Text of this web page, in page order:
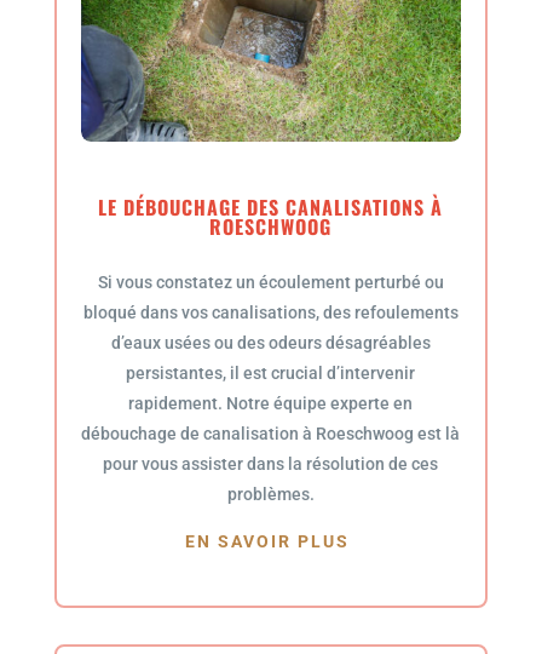
LE DÉBOUCHAGE DES CANALISATIONS À
ROESCHWOOG
Si vous constatez un écoulement perturbé ou
bloqué dans vos canalisations, des refoulements
d’eaux usées ou des odeurs désagréables
persistantes, il est crucial d’intervenir
rapidement. Notre équipe experte en
débouchage de canalisation à Roeschwoog est là
pour vous assister dans la résolution de ces
problèmes.
EN SAVOIR PLUS